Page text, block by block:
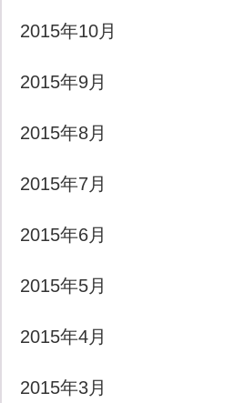
2015年10月
2015年9月
2015年8月
2015年7月
2015年6月
2015年5月
2015年4月
2015年3月